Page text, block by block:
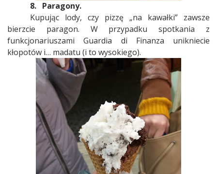
8. Paragony.
Kupując lody, czy pizzę „na kawałki” zawsze
bierzcie paragon. W przypadku spotkania z
funkcjonariuszami Guardia di Finanza unikniecie
kłopotów i… madatu (i to wysokiego).